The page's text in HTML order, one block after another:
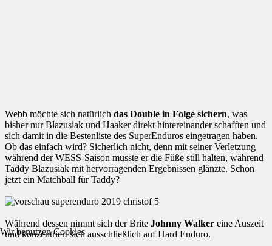
Webb möchte sich natürlich das Double in Folge sichern, was
bisher nur Blazusiak und Haaker direkt hintereinander schafften und
sich damit in die Bestenliste des SuperEnduros eingetragen haben.
Ob das einfach wird? Sicherlich nicht, denn mit seiner Verletzung
während der WESS-Saison musste er die Füße still halten, während
Taddy Blazusiak mit hervorragenden Ergebnissen glänzte. Schon
jetzt ein Matchball für Taddy?
Während dessen nimmt sich der Brite Johnny Walker eine Auszeit
und konzentriert sich ausschließlich auf Hard Enduro.
Wir benutzen Cookies